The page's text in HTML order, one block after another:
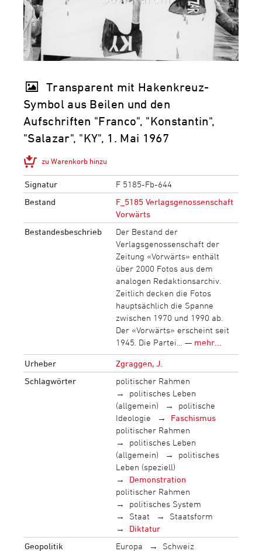
Transparent mit Hakenkreuz-
Symbol aus Beilen und den
Aufschriften "Franco", "Konstantin",
"Salazar", "KY", 1. Mai 1967
zu Warenkorb hinzu
Signatur
F 5185-Fb-644
Bestand
F_5185 Verlagsgenossenschaft
Vorwärts
Bestandesbeschrieb
Der Bestand der
Verlagsgenossenschaft der
Zeitung «Vorwärts» enthält
über 2000 Fotos aus dem
analogen Redaktionsarchiv.
Zeitlich decken die Fotos
hauptsächlich die Spanne
zwischen 1970 und 1990 ab.
Der «Vorwärts» erscheint seit
1945. Die Partei… — mehr...
Urheber
Zgraggen, J.
Schlagwörter
politischer Rahmen
politisches Leben
(allgemein)
politische
Ideologie
Faschismus
politischer Rahmen
politisches Leben
(allgemein)
politisches
Leben (speziell)
Demonstration
politischer Rahmen
politisches System
Staat
Staatsform
Diktatur
Geopolitik
Europa Schweiz